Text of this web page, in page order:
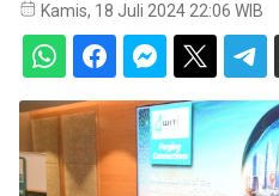
Kamis, 18 Juli 2024 22:06 WIB